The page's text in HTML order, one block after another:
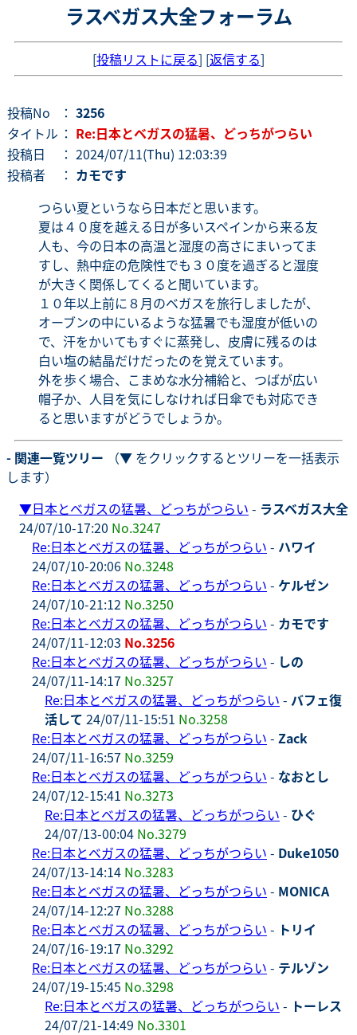
ラスベガス大全フォーラム
[投稿リストに戻る] [返信する]
投稿No ： 3256
タイトル ： Re:日本とベガスの猛暑、どっちがつらい
投稿日
： 2024/07/11(Thu) 12:03:39
投稿者
： カモです
つらい夏というなら日本だと思います。
夏は４０度を越える日が多いスペインから来る友
人も、今の日本の高温と湿度の高さにまいってま
すし、熱中症の危険性でも３０度を過ぎると湿度
が大きく関係してくると聞いています。
１０年以上前に８月のベガスを旅行しましたが、
オーブンの中にいるような猛暑でも湿度が低いの
で、汗をかいてもすぐに蒸発し、皮膚に残るのは
白い塩の結晶だけだったのを覚えています。
外を歩く場合、こまめな水分補給と、つばが広い
帽子か、人目を気にしなければ日傘でも対応でき
ると思いますがどうでしょうか。
- 関連一覧ツリー （▼ をクリックするとツリーを一括表示
します）
▼日本とベガスの猛暑、どっちがつらい - ラスベガス大全
24/07/10-17:20 No.3247
Re:日本とベガスの猛暑、どっちがつらい - ハワイ
24/07/10-20:06 No.3248
Re:日本とベガスの猛暑、どっちがつらい - ケルゼン
24/07/10-21:12 No.3250
Re:日本とベガスの猛暑、どっちがつらい - カモです
24/07/11-12:03 No.3256
Re:日本とベガスの猛暑、どっちがつらい - しの
24/07/11-14:17 No.3257
Re:日本とベガスの猛暑、どっちがつらい - バフェ復
活して 24/07/11-15:51 No.3258
Re:日本とベガスの猛暑、どっちがつらい - Zack
24/07/11-16:57 No.3259
Re:日本とベガスの猛暑、どっちがつらい - なおとし
24/07/12-15:41 No.3273
Re:日本とベガスの猛暑、どっちがつらい - ひぐ
24/07/13-00:04 No.3279
Re:日本とベガスの猛暑、どっちがつらい - Duke1050
24/07/13-14:14 No.3283
Re:日本とベガスの猛暑、どっちがつらい - MONICA
24/07/14-12:27 No.3288
Re:日本とベガスの猛暑、どっちがつらい - トリイ
24/07/16-19:17 No.3292
Re:日本とベガスの猛暑、どっちがつらい - テルゾン
24/07/19-15:45 No.3298
Re:日本とベガスの猛暑、どっちがつらい - トーレス
24/07/21-14:49 No.3301